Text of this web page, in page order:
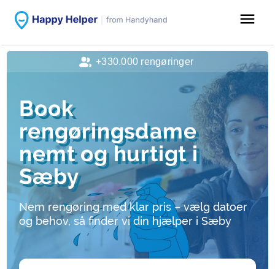
menu
Book
rengøringsdame
nemt og hurtigt i
Sæby
Nem rengøring med klar pris – vælg datoer
og behov, så finder vi din hjælper i Sæby
+330.000 rengøringer